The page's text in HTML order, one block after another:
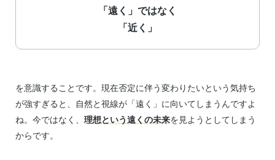
「遠く」ではなく
「近く」
を意識することです。現在否定に伴う変わりたいという気持ち
が強すぎると、自然と視線が「遠く」に向いてしまうんですよ
ね。今ではなく、 理想という遠くの未来を見ようとしてしまう
からです。